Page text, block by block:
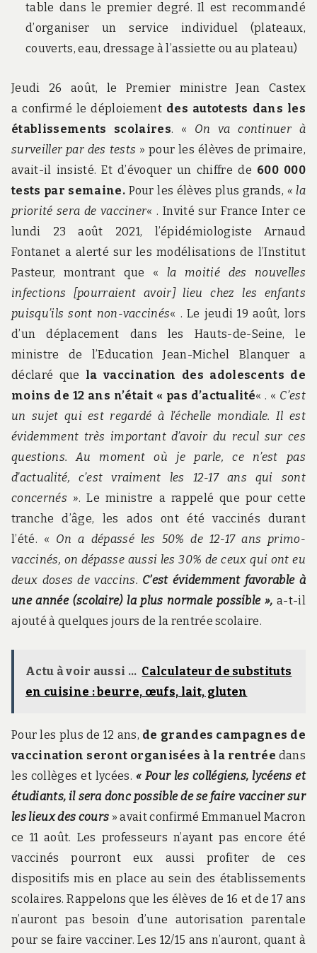
table dans le premier degré. Il est recommandé
d’organiser un service individuel (plateaux,
couverts, eau, dressage à l’assiette ou au plateau)
Jeudi 26 août, le Premier ministre Jean Castex
a confirmé le déploiement des autotests dans les
établissements scolaires. « On va continuer à
surveiller par des tests » pour les élèves de primaire,
avait-il insisté. Et d’évoquer un chiffre de 600 000
tests par semaine. Pour les élèves plus grands, « la
priorité sera de vacciner« . Invité sur France Inter ce
lundi 23 août 2021, l’épidémiologiste Arnaud
Fontanet a alerté sur les modélisations de l’Institut
Pasteur, montrant que « la moitié des nouvelles
infections [pourraient avoir] lieu chez les enfants
puisqu’ils sont non-vaccinés« . Le jeudi 19 août, lors
d’un déplacement dans les Hauts-de-Seine, le
ministre de l’Education Jean-Michel Blanquer a
déclaré que la vaccination des adolescents de
moins de 12 ans n’était « pas d’actualité« . « C’est
un sujet qui est regardé à l’échelle mondiale. Il est
évidemment très important d’avoir du recul sur ces
questions. Au moment où je parle, ce n’est pas
d’actualité, c’est vraiment les 12-17 ans qui sont
concernés ». Le ministre a rappelé que pour cette
tranche d’âge, les ados ont été vaccinés durant
l’été. « On a dépassé les 50% de 12-17 ans primo-
vaccinés, on dépasse aussi les 30% de ceux qui ont eu
deux doses de vaccins. C’est évidemment favorable à
une année (scolaire) la plus normale possible », a-t-il
ajouté à quelques jours de la rentrée scolaire.
Actu à voir aussi ... Calculateur de substituts
en cuisine : beurre, œufs, lait, gluten
Pour les plus de 12 ans, de grandes campagnes de
vaccination seront organisées à la rentrée dans
les collèges et lycées. « Pour les collégiens, lycéens et
étudiants, il sera donc possible de se faire vacciner sur
les lieux des cours » avait confirmé Emmanuel Macron
ce 11 août. Les professeurs n’ayant pas encore été
vaccinés pourront eux aussi profiter de ces
dispositifs mis en place au sein des établissements
scolaires. Rappelons que les élèves de 16 et de 17 ans
n’auront pas besoin d’une autorisation parentale
pour se faire vacciner. Les 12/15 ans n’auront, quant à